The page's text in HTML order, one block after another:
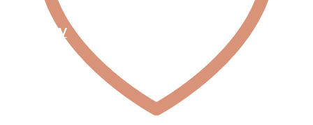
Linha +QV